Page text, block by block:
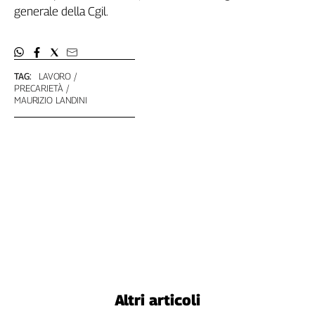
Lombardia
Piemonte
Puglia
Sardegna
TAG:
LAVORO
PRECARIETÀ
MAURIZIO LANDINI
generale della Cgil.
Altri articoli